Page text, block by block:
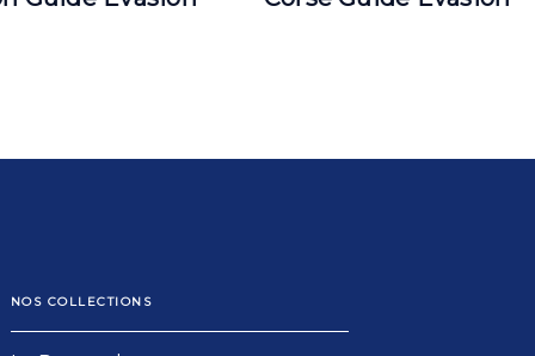
NOS COLLECTIONS